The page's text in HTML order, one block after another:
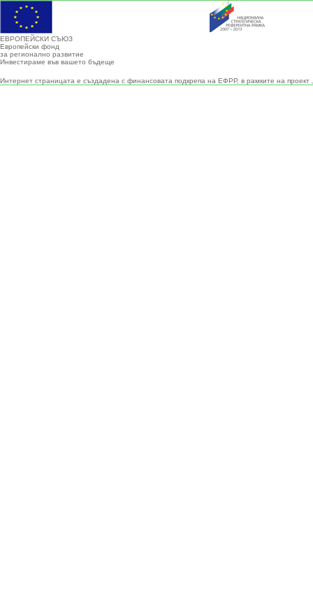
ЕВРОПЕЙСКИ СЪЮЗ
Европейски фонд
за регионално развитие
Инвестираме във вашето бъдеще
Интернет страницата е създадена с финансовата подкрепа на ЕФРР, в рамките на